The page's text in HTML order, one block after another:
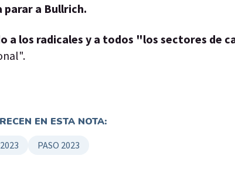
parar a Bullrich.
a los radicales y a todos "los sectores de
EN ESTA NOTA:
PASO 2023